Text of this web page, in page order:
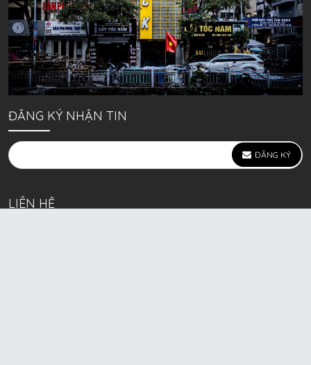
ĐĂNG KÝ NHẬN TIN
ĐĂNG KÝ
LIÊN HỆ